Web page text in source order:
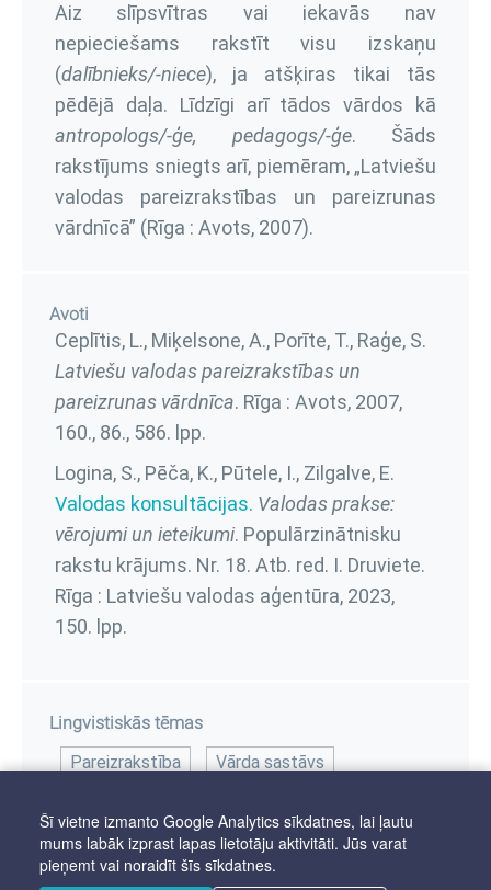
Aiz slīpsvītras vai iekavās nav
nepieciešams rakstīt visu izskaņu
(dalībnieks/-niece), ja atšķiras tikai tās
pēdējā daļa. Līdzīgi arī tādos vārdos kā
antropologs/-ģe, pedagogs/-ģe. Šāds
rakstījums sniegts arī, piemēram, „Latviešu
valodas pareizrakstības un pareizrunas
vārdnīcā” (Rīga : Avots, 2007).
Avoti
Ceplītis, L., Miķelsone, A., Porīte, T., Raģe, S.
Latviešu valodas pareizrakstības un
pareizrunas vārdnīca. Rīga : Avots, 2007,
160., 86., 586. lpp.
Logina, S., Pēča, K., Pūtele, I., Zilgalve, E.
Valodas konsultācijas. Valodas prakse:
vērojumi un ieteikumi. Populārzinātnisku
rakstu krājums. Nr. 18. Atb. red. I. Druviete.
Rīga : Latviešu valodas aģentūra, 2023,
150. lpp.
Lingvistiskās tēmas
Pareizrakstība Vārda sastāvs
Šī vietne izmanto Google Analytics sīkdatnes, lai ļautu
mums labāk izprast lapas lietotāju aktivitāti. Jūs varat
pieņemt vai noraidīt šīs sīkdatnes.